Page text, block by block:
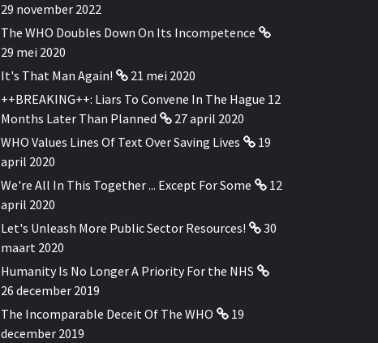
29 november 2022
The WHO Doubles Down On Its Incompetence
29 mei 2020
It's That Man Again!
21 mei 2020
++BREAKING++: Liars To Convene In The Hague 12
Months Later Than Planned
27 april 2020
WHO Values Lines Of Text Over Saving Lives
19
april 2020
We're All In This Together ... Except For Some
12
april 2020
Let's Unleash More Public Sector Resources!
30
maart 2020
Humanity Is No Longer A Priority For the NHS
26 december 2019
The Incomparable Deceit Of The WHO
19
december 2019